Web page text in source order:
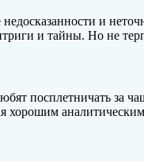
и
и тайны. Но не
посплетничать за